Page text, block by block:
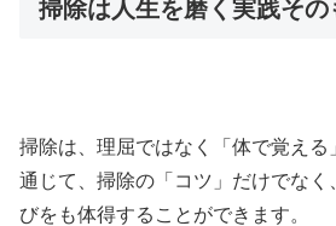
掃除は人生を磨く実践その
掃除は、理屈ではなく「体で覚える
通じて、掃除の「コツ」だけでなく
びをも体得することができます。